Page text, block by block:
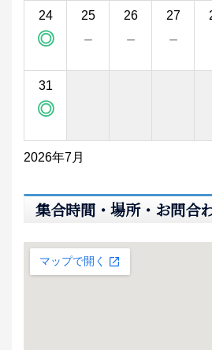
24
◎
25
－
26
－
27
－
31
◎
2026年7月
集合時間・場所・お問合